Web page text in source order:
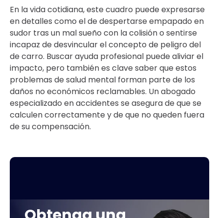
En la vida cotidiana, este cuadro puede expresarse
en detalles como el de despertarse empapado en
sudor tras un mal sueño con la colisión o sentirse
incapaz de desvincular el concepto de peligro del
de carro. Buscar ayuda profesional puede aliviar el
impacto, pero también es clave saber que estos
problemas de salud mental forman parte de los
daños no económicos reclamables. Un abogado
especializado en accidentes se asegura de que se
calculen correctamente y de que no queden fuera
de su compensación.